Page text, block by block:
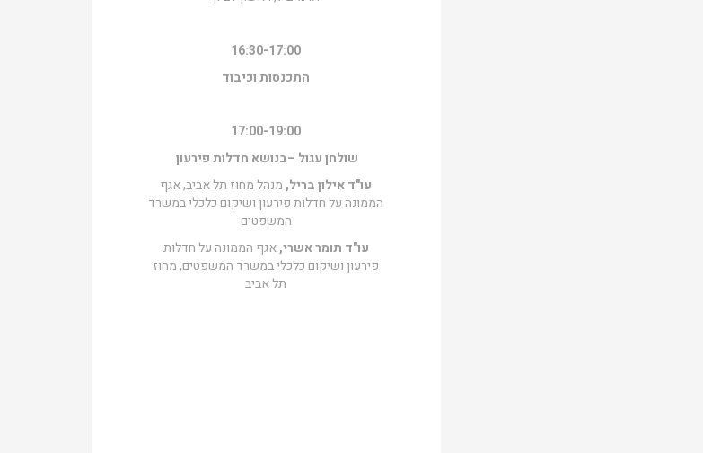
16:30-17:00
התכנסות וכיבוד
17:00-19:00
שולחן עגול –בנושא חדלות פירעון
עו"ד אילון בריל, מנהל מחוז תל אביב, אגף
הממונה על חדלות פירעון ושיקום כלכלי במשרד
המשפטים
עו"ד תומר אשרי,אגף הממונה על חדלות
פירעון ושיקום כלכלי במשרד המשפטים, מחוז
תל אביב